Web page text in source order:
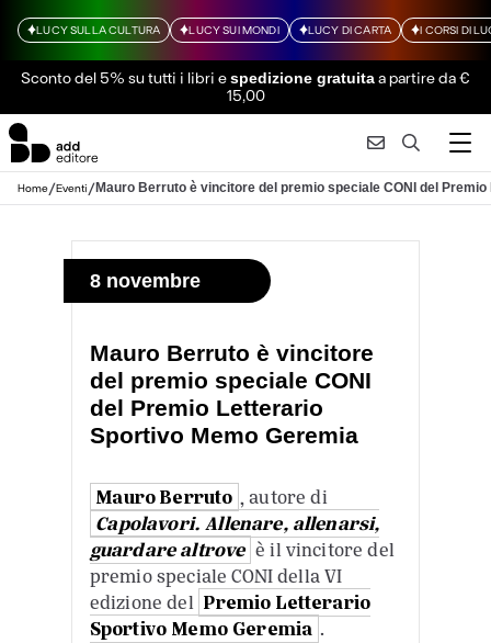
LUCY SULLA CULTURA LUCY SUI MONDI LUCY DI CARTA I CORSI DI
Sconto del 5% su tutti i libri espedizione gratuitaa partire da €
15,00
Home/Eventi/Mauro Berruto è vincitore del premio speciale CONI del
8 novembre
Mauro Berruto è vincitore
del premio speciale CONI
del Premio Letterario
Sportivo Memo Geremia
Mauro Berruto , autore di
Capolavori. Allenare, allenarsi,
guardare altrove è il vincitore del
premio speciale CONI della VI
edizione del Premio Letterario
Sportivo Memo Geremia .